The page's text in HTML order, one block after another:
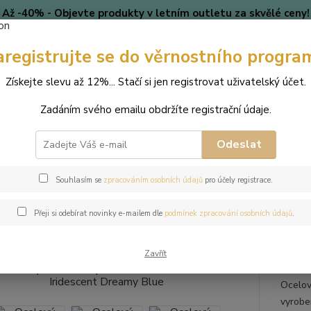
Až -40% - Objevte produkty v letním outletu za skvělé ceny!
🎄 VÁNOCE Blog
Hledat
(Po-
Ocelový náramek s perlou Button Swarovski -
náramek s perlou Button
se do věrnostního
Získejte slevu až 12%... Stačí si jen registrovat uživatelský účet.
Zadáním svého emailu obdržíte registrační údaje.
Odeslat
Souhlasím se zpracováním osobních údajůpro účely registrace.
Přeji si odebírat novinky e-mailem dle podmínek zpracování osobních údajů.
Zavřít